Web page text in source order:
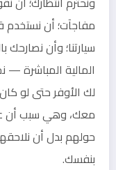
مفاجآت؛ أن نستخدم
سيارتنا؛ وأن
المالية المباشرة —
لك الأوفر حتى لو
معك، وهي سبب أن
حولهم بدل أن
بنفسك.